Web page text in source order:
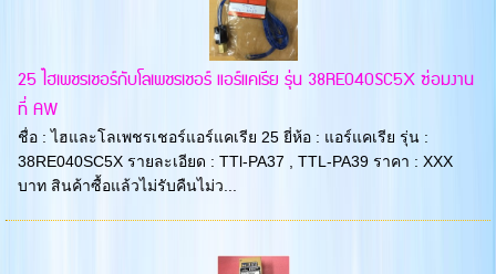
25 ไฮเพชรเชอร์กับโลเพชรเชอร์ แอร์แคเรีย รุ่น 38RE040SC5X ซ่อมงาน
ที่ AW
ชื่อ : ไฮและโลเพชรเชอร์แอร์แคเรีย 25 ยี่ห้อ : แอร์แคเรีย รุ่น :
38RE040SC5X รายละเอียด : TTl-PA37 , TTL-PA39 ราคา : XXX
บาท สินค้าซื้อแล้วไม่รับคืนไม่ว...